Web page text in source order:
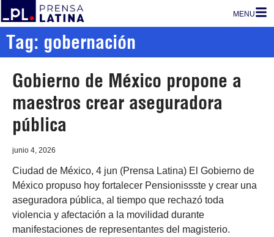
MENU
Tag: gobernación
Gobierno de México propone a
maestros crear aseguradora
pública
junio 4, 2026
Ciudad de México, 4 jun (Prensa Latina) El Gobierno de
México propuso hoy fortalecer Pensionissste y crear una
aseguradora pública, al tiempo que rechazó toda
violencia y afectación a la movilidad durante
manifestaciones de representantes del magisterio.